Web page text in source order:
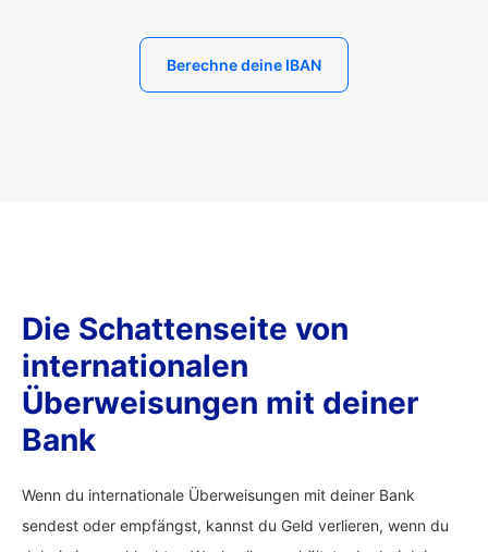
Berechne deine IBAN
Die Schattenseite von
internationalen
Überweisungen mit deiner
Bank
Wenn du internationale Überweisungen mit deiner Bank
sendest oder empfängst, kannst du Geld verlieren, wenn du